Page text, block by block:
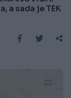
a sada je TEK